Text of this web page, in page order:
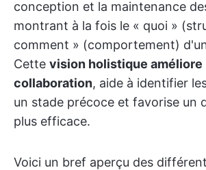
conception et la maintenance
montrant à la fois le « quoi »
comment » (comportement)
Cette vision holistique améliore
collaboration, aide à identifier
un stade précoce et favorise un
plus efficace.
Voici un bref aperçu des